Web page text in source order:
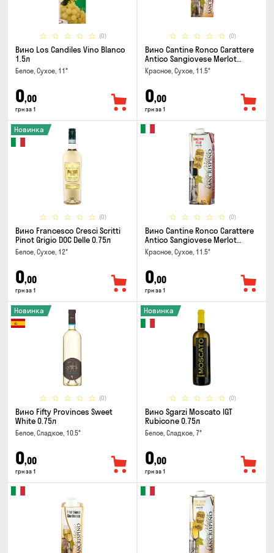
(0)
Вино Los Candiles Vino Blanco
1.5л
Белое, Сухое, 11°
0,00
грн за 1
(0)
Вино Cantine Ronco Carattere
Antico Sangiovese Merlot
Rubicone IGT 0.25л
Красное, Сухое, 11.5°
0,00
грн за 1
(0)
Новинка
Вино Francesco Cresci Scritti
Pinot Grigio DOC Delle 0.75л
Белое, Сухое, 12°
0,00
грн за 1
(0)
Вино Cantine Ronco Carattere
Antico Sangiovese Merlot
Rubicone IGT 1л
Красное, Сухое, 11.5°
0,00
грн за 1
(0)
Новинка
Вино Fifty Provinces Sweet
White 0.75л
Белое, Сладкое, 10.5°
0,00
грн за 1
(0)
Новинка
Вино Sgarzi Moscato IGT
Rubicone 0.75л
Белое, Сладкое, 7°
0,00
грн за 1